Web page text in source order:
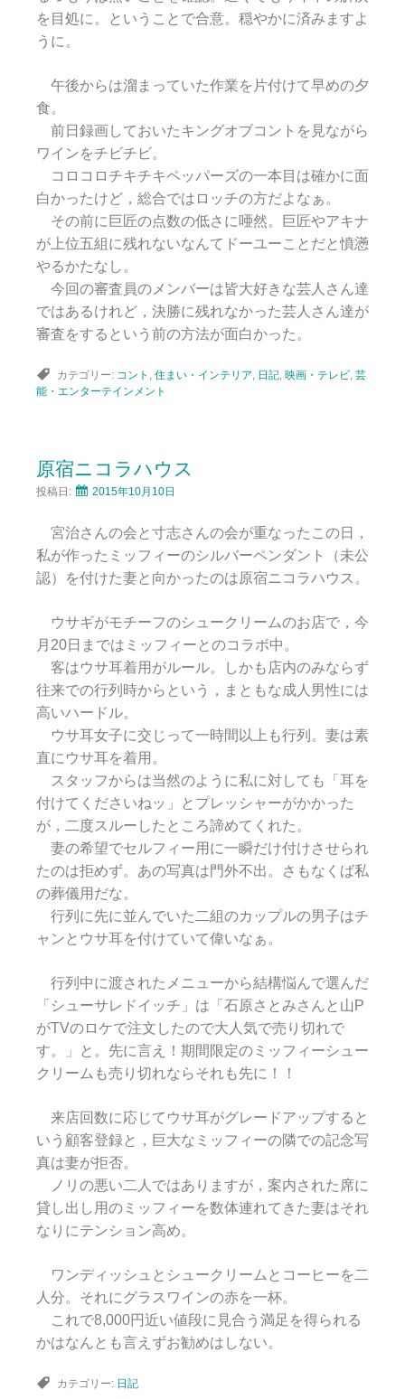
を目処に。ということで合意。穏やかに済みますよ
うに。
午後からは溜まっていた作業を片付けて早めの夕
食。
前日録画しておいたキングオブコントを見ながら
ワインをチビチビ。
コロコロチキチキペッパーズの一本目は確かに面
白かったけど，総合ではロッチの方だよなぁ。
その前に巨匠の点数の低さに唖然。巨匠やアキナ
が上位五組に残れないなんてドーユーことだと憤懣
やるかたなし。
今回の審査員のメンバーは皆大好きな芸人さん達
ではあるけれど，決勝に残れなかった芸人さん達が
審査をするという前の方法が面白かった。
カテゴリー: コント , 住まい・インテリア, 日記, 映画・テレビ, 芸
能・エンターテインメント
原宿ニコラハウス
投稿日: 2015年10月10日
宮治さんの会と寸志さんの会が重なったこの日，
私が作ったミッフィーのシルバーペンダント（未公
認）を付けた妻と向かったのは原宿ニコラハウス。
ウサギがモチーフのシュークリームのお店で，今
月20日まではミッフィーとのコラボ中。
客はウサ耳着用がルール。しかも店内のみならず
往来での行列時からという，まともな成人男性には
高いハードル。
ウサ耳女子に交じって一時間以上も行列。妻は素
直にウサ耳を着用。
スタッフからは当然のように私に対しても「耳を
付けてくださいねッ」とプレッシャーがかかった
が，二度スルーしたところ諦めてくれた。
妻の希望でセルフィー用に一瞬だけ付けさせられ
たのは拒めず。あの写真は門外不出。さもなくば私
の葬儀用だな。
行列に先に並んでいた二組のカップルの男子はチ
ャンとウサ耳を付けていて偉いなぁ。
行列中に渡されたメニューから結構悩んで選んだ
「シューサレドイッチ」は「石原さとみさんと山P
がTVのロケで注文したので大人気で売り切れで
す。」と。先に言え！期間限定のミッフィーシュー
クリームも売り切れならそれも先に！！
来店回数に応じてウサ耳がグレードアップすると
いう顧客登録と，巨大なミッフィーの隣での記念写
真は妻が拒否。
ノリの悪い二人ではありますが，案内された席に
貸し出し用のミッフィーを数体連れてきた妻はそれ
なりにテンション高め。
ワンディッシュとシュークリームとコーヒーを二
人分。それにグラスワインの赤を一杯。
これで8,000円近い値段に見合う満足を得られる
かはなんとも言えずお勧めはしない。
カテゴリー: 日記